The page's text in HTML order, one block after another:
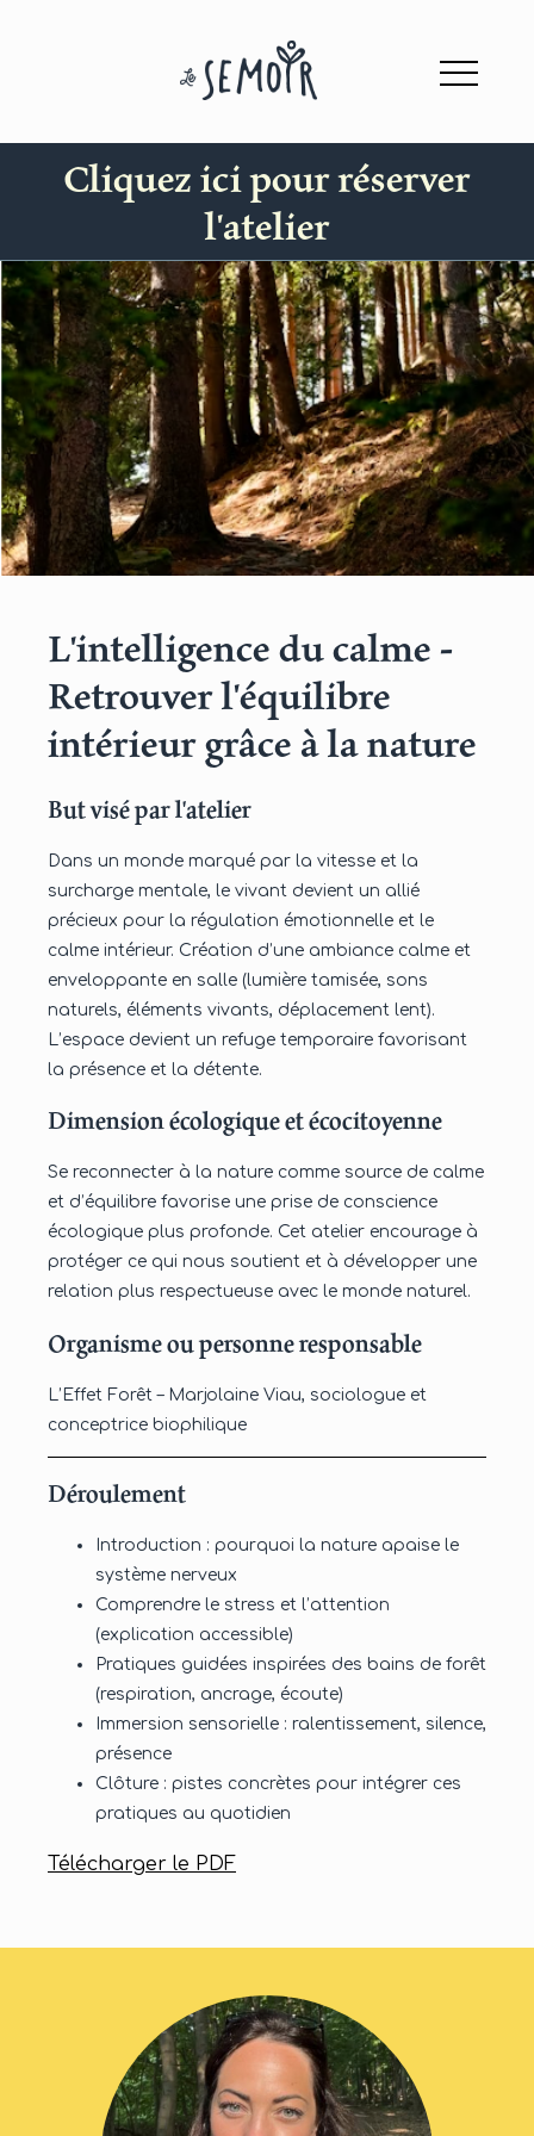
Cliquez ici pour réserver
l'atelier
L'intelligence du calme -
Retrouver l'équilibre
intérieur grâce à la nature
But visé par l'atelier
Dans un monde marqué par la vitesse et la
surcharge mentale, le vivant devient un allié
précieux pour la régulation émotionnelle et le
calme intérieur. Création d’une ambiance calme et
enveloppante en salle (lumière tamisée, sons
naturels, éléments vivants, déplacement lent).
L’espace devient un refuge temporaire favorisant
la présence et la détente.
Dimension écologique et écocitoyenne
Se reconnecter à la nature comme source de calme
et d’équilibre favorise une prise de conscience
écologique plus profonde. Cet atelier encourage à
protéger ce qui nous soutient et à développer une
relation plus respectueuse avec le monde naturel.
Organisme ou personne responsable
L’Effet Forêt – Marjolaine Viau, sociologue et
conceptrice biophilique
Déroulement
Introduction : pourquoi la nature apaise le
système nerveux
Comprendre le stress et l’attention
(explication accessible)
Pratiques guidées inspirées des bains de forêt
(respiration, ancrage, écoute)
Immersion sensorielle : ralentissement, silence,
présence
Clôture : pistes concrètes pour intégrer ces
pratiques au quotidien